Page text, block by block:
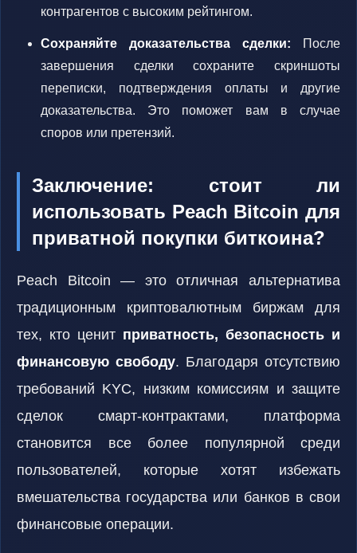
контрагентов с высоким рейтингом.
Сохраняйте доказательства сделки: После
завершения сделки сохраните скриншоты
переписки, подтверждения оплаты и другие
доказательства. Это поможет вам в случае
споров или претензий.
Заключение: стоит ли
использовать Peach Bitcoin для
приватной покупки биткоина?
Peach Bitcoin — это отличная альтернатива
традиционным криптовалютным биржам для
тех, кто ценит приватность, безопасность и
финансовую свободу. Благодаря отсутствию
требований KYC, низким комиссиям и защите
сделок смарт-контрактами, платформа
становится все более популярной среди
пользователей, которые хотят избежать
вмешательства государства или банков в свои
финансовые операции.